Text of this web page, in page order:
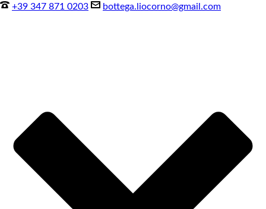
+39 347 871 0203 bottega.liocorno@gmail.com